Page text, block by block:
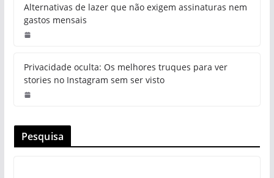
Alternativas de lazer que não exigem assinaturas nem
gastos mensais
Privacidade oculta: Os melhores truques para ver
stories no Instagram sem ser visto
Pesquisa